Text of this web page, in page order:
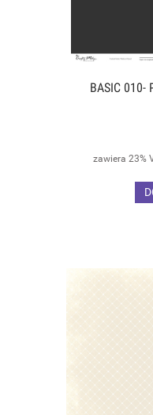
BASIC 010-
zawiera 23%